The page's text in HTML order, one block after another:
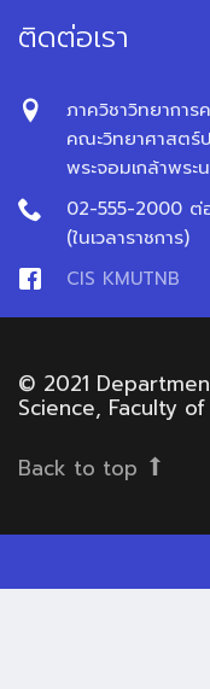
ติดต่อเรา
ภาควิชาวิทยาการ
คณะวิทยาศาสตร์
พระจอมเกล้าพระ
02-555-2000 ต่
(ในเวลาราชการ)
CIS KMUTNB
© 2021
Science, Faculty
Back to top